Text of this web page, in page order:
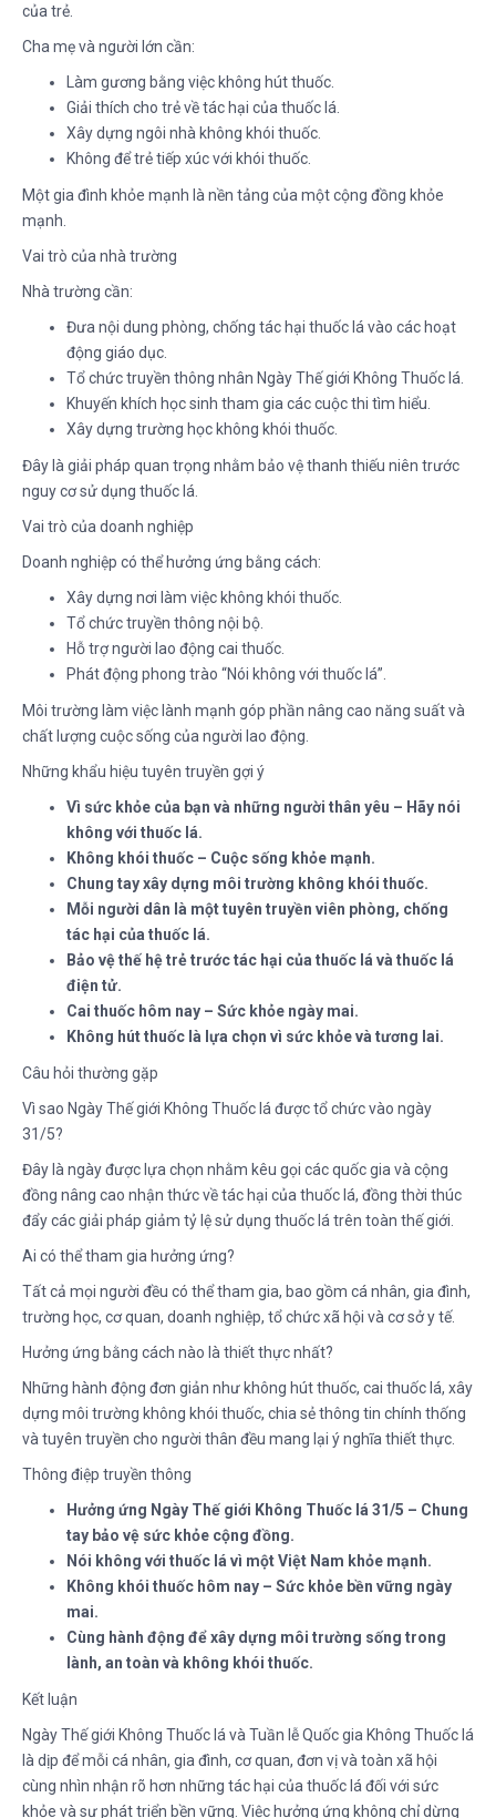
của trẻ.
Cha mẹ và người lớn cần:
Làm gương bằng việc không hút thuốc.
Giải thích cho trẻ về tác hại của thuốc lá.
Xây dựng ngôi nhà không khói thuốc.
Không để trẻ tiếp xúc với khói thuốc.
Một gia đình khỏe mạnh là nền tảng của một cộng đồng khỏe
mạnh.
Vai trò của nhà trường
Nhà trường cần:
Đưa nội dung phòng, chống tác hại thuốc lá vào các hoạt
động giáo dục.
Tổ chức truyền thông nhân Ngày Thế giới Không Thuốc lá.
Khuyến khích học sinh tham gia các cuộc thi tìm hiểu.
Xây dựng trường học không khói thuốc.
Đây là giải pháp quan trọng nhằm bảo vệ thanh thiếu niên trước
nguy cơ sử dụng thuốc lá.
Vai trò của doanh nghiệp
Doanh nghiệp có thể hưởng ứng bằng cách:
Xây dựng nơi làm việc không khói thuốc.
Tổ chức truyền thông nội bộ.
Hỗ trợ người lao động cai thuốc.
Phát động phong trào “Nói không với thuốc lá”.
Môi trường làm việc lành mạnh góp phần nâng cao năng suất và
chất lượng cuộc sống của người lao động.
Những khẩu hiệu tuyên truyền gợi ý
Vì sức khỏe của bạn và những người thân yêu – Hãy nói
không với thuốc lá.
Không khói thuốc – Cuộc sống khỏe mạnh.
Chung tay xây dựng môi trường không khói thuốc.
Mỗi người dân là một tuyên truyền viên phòng, chống
tác hại của thuốc lá.
Bảo vệ thế hệ trẻ trước tác hại của thuốc lá và thuốc lá
điện tử.
Cai thuốc hôm nay – Sức khỏe ngày mai.
Không hút thuốc là lựa chọn vì sức khỏe và tương lai.
Câu hỏi thường gặp
Vì sao Ngày Thế giới Không Thuốc lá được tổ chức vào ngày
31/5?
Đây là ngày được lựa chọn nhằm kêu gọi các quốc gia và cộng
đồng nâng cao nhận thức về tác hại của thuốc lá, đồng thời thúc
đẩy các giải pháp giảm tỷ lệ sử dụng thuốc lá trên toàn thế giới.
Ai có thể tham gia hưởng ứng?
Tất cả mọi người đều có thể tham gia, bao gồm cá nhân, gia đình,
trường học, cơ quan, doanh nghiệp, tổ chức xã hội và cơ sở y tế.
Hưởng ứng bằng cách nào là thiết thực nhất?
Những hành động đơn giản như không hút thuốc, cai thuốc lá, xây
dựng môi trường không khói thuốc, chia sẻ thông tin chính thống
và tuyên truyền cho người thân đều mang lại ý nghĩa thiết thực.
Thông điệp truyền thông
Hưởng ứng Ngày Thế giới Không Thuốc lá 31/5 – Chung
tay bảo vệ sức khỏe cộng đồng.
Nói không với thuốc lá vì một Việt Nam khỏe mạnh.
Không khói thuốc hôm nay – Sức khỏe bền vững ngày
mai.
Cùng hành động để xây dựng môi trường sống trong
lành, an toàn và không khói thuốc.
Kết luận
Ngày Thế giới Không Thuốc lá và Tuần lễ Quốc gia Không Thuốc lá
là dịp để mỗi cá nhân, gia đình, cơ quan, đơn vị và toàn xã hội
cùng nhìn nhận rõ hơn những tác hại của thuốc lá đối với sức
khỏe và sự phát triển bền vững. Việc hưởng ứng không chỉ dừng